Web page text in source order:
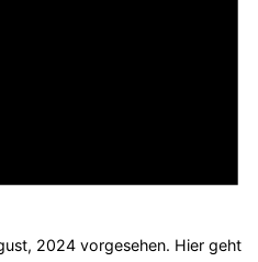
2024 vorgesehen. Hier geht